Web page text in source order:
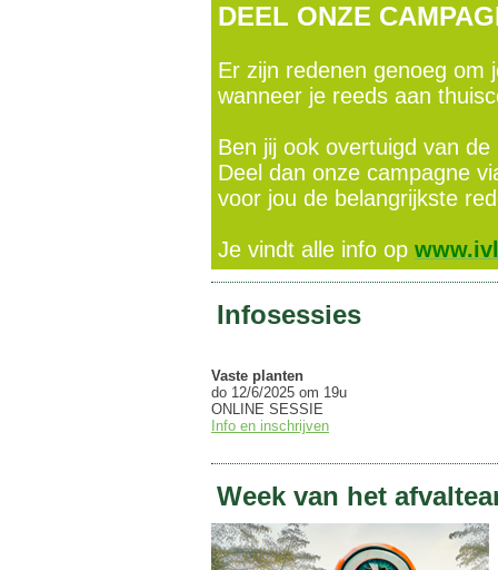
DEEL ONZE
Er zijn redenen genoeg om
wanneer je reeds aan
Ben jij ook overtuigd van
Deel dan onze campagne
voor jou de belangrijkste
Je vindt alle info op
Infosessies
Vaste planten
do 12/6/2025 om 19u
ONLINE SESSIE
Info en inschrijven
Week van het